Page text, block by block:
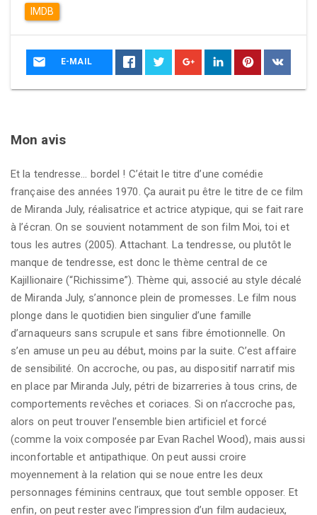
IMDB
E-MAIL
Mon avis
Et la tendresse… bordel ! C’était le titre d’une comédie
française des années 1970. Ça aurait pu être le titre de ce film
de Miranda July, réalisatrice et actrice atypique, qui se fait rare
à l’écran. On se souvient notamment de son film Moi, toi et
tous les autres (2005). Attachant. La tendresse, ou plutôt le
manque de tendresse, est donc le thème central de ce
Kajillionaire (“Richissime”). Thème qui, associé au style décalé
de Miranda July, s’annonce plein de promesses. Le film nous
plonge dans le quotidien bien singulier d’une famille
d’arnaqueurs sans scrupule et sans fibre émotionnelle. On
s’en amuse un peu au début, moins par la suite. C’est affaire
de sensibilité. On accroche, ou pas, au dispositif narratif mis
en place par Miranda July, pétri de bizarreries à tous crins, de
comportements revêches et coriaces. Si on n’accroche pas,
alors on peut trouver l’ensemble bien artificiel et forcé
(comme la voix composée par Evan Rachel Wood), mais aussi
inconfortable et antipathique. On peut aussi croire
moyennement à la relation qui se noue entre les deux
personnages féminins centraux, que tout semble opposer. Et
enfin, on peut rester avec l’impression d’un film audacieux,